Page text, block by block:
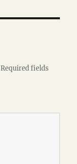
Required fields